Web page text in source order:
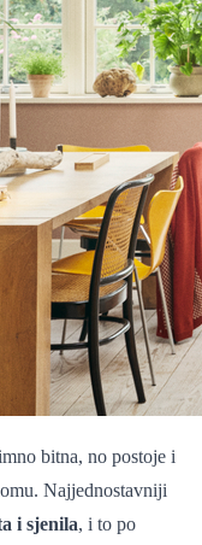
bitna, no postoje i
Najjednostavniji
i sjenila, i to po